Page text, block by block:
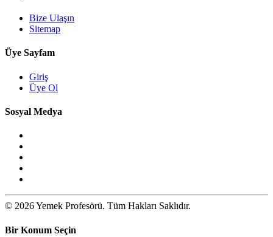
Bize Ulaşın
Sitemap
Üye Sayfam
Giriş
Üye Ol
Sosyal Medya
© 2026 Yemek Profesörü. Tüm Hakları Saklıdır.
Bir Konum Seçin